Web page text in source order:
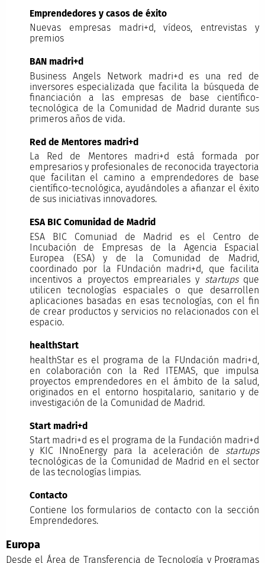
Emprendedores y casos de éxito
Nuevas empresas madri+d, vídeos, entrevistas y
premios
BAN madri+d
Business Angels Network madri+d es una red de
inversores especializada que facilita la búsqueda de
financiación a las empresas de base científico-
tecnológica de la Comunidad de Madrid durante sus
primeros años de vida.
Red de Mentores madri+d
La Red de Mentores madri+d está formada por
empresarios y profesionales de reconocida trayectoria
que facilitan el camino a emprendedores de base
científico-tecnológica, ayudándoles a afianzar el éxito
de sus iniciativas innovadores.
ESA BIC Comunidad de Madrid
ESA BIC Comuniad de Madrid es el Centro de
Incubación de Empresas de la Agencia Espacial
Europea (ESA) y de la Comunidad de Madrid,
coordinado por la FUndación madri+d, que facilita
incentivos a proyectos empreariales y startupsque
utilicen tecnologías espaciales o que desarrollen
aplicaciones basadas en esas tecnologías, con el fin
de crear productos y servicios no relacionados con el
espacio.
healthStart
healthStar es el programa de la FUndación madri+d,
en colaboración con la Red ITEMAS, que impulsa
proyectos emprendedores en el ámbito de la salud,
originados en el entorno hospitalario, sanitario y de
investigación de la Comunidad de Madrid.
Start madri+d
Start madri+d es el programa de la Fundación madri+d
y KIC INnoEnergy para la aceleración de startups
tecnológicas de la Comunidad de Madrid en el sector
de las tecnologías limpias.
Contacto
Contiene los formularios de contacto con la sección
Emprendedores.
Europa
Desde el Área de Transferencia de Tecnología y Programas